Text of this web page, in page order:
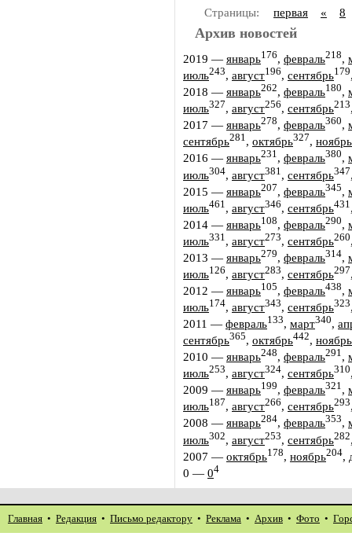
Страницы:
первая « 8
Архив новостей
2019 — январь176, февраль218,
июль243, август196, сентябрь179
2018 — январь262, февраль180,
июль327, август256, сентябрь213
2017 — январь278, февраль360,
сентябрь281, октябрь327, ноябрь
2016 — январь231, февраль380,
июль304, август381 , сентябрь347
2015 — январь207, февраль345,
июль461 , август346, сентябрь431
2014 — январь108, февраль290,
июль331 , август273, сентябрь260
2013 — январь279, февраль314,
июль126, август283, сентябрь297
2012 — январь105, февраль438,
июль174, август343, сентябрь323
2011 — февраль133, март340,
сентябрь365, октябрь442, ноябрь
2010 — январь248, февраль291,
июль253, август324, сентябрь310
2009 — январь199, февраль321,
июль187, август266, сентябрь293
2008 — январь284, февраль353,
июль302, август253, сентябрь282
2007 — октябрь178, ноябрь204,
0 — 04
Главная • Редакция • Письмо редактору • Реклама • Архив • Фото •